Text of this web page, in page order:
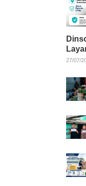
27/07/